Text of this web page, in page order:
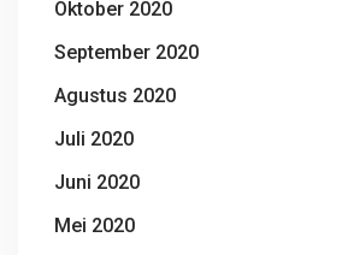
Oktober 2020
September 2020
Agustus 2020
Juli 2020
Juni 2020
Mei 2020